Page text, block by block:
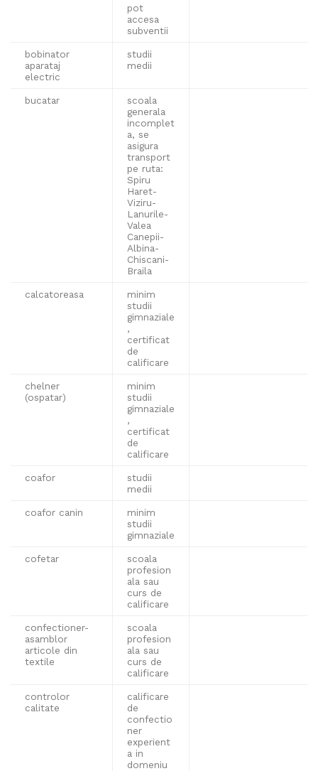
pot
accesa
subventii
bobinator
aparataj
electric
studii
medii
bucatar
scoala
generala
incomplet
a, se
asigura
transport
pe ruta:
Spiru
Haret-
Viziru-
Lanurile-
Valea
Canepii-
Albina-
Chiscani-
Braila
calcatoreasa
minim
studii
gimnaziale
,
certificat
de
calificare
chelner
(ospatar)
minim
studii
gimnaziale
,
certificat
de
calificare
coafor
studii
medii
coafor canin
minim
studii
gimnaziale
cofetar
scoala
profesion
ala sau
curs de
calificare
confectioner-
asamblor
articole din
textile
scoala
profesion
ala sau
curs de
calificare
controlor
calitate
calificare
de
confectio
ner
experient
a in
domeniu